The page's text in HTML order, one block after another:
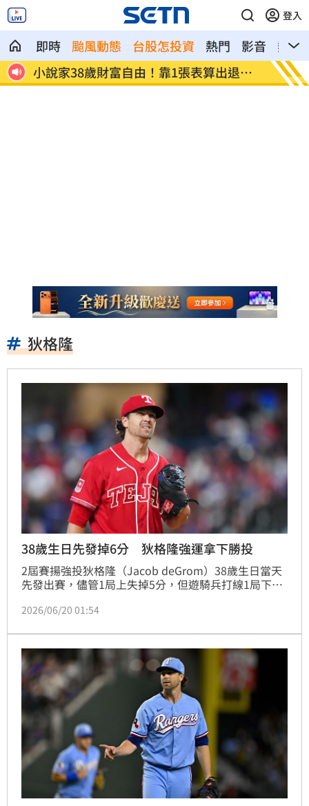
登入
即時 颱風動態 台股怎投資 熱門 影音
熱搜
全聯、萬家福防空演習「暫停電子支
付」！
起司
狄格隆
38歲生日先發掉6分 狄格隆強運拿下勝投
2屆賽揚強投狄格隆（Jacob deGrom）38歲生日當天
先發出賽，儘管1局上失掉5分，但遊騎兵打線1局下就
勝投。
2026/06/20 01:54